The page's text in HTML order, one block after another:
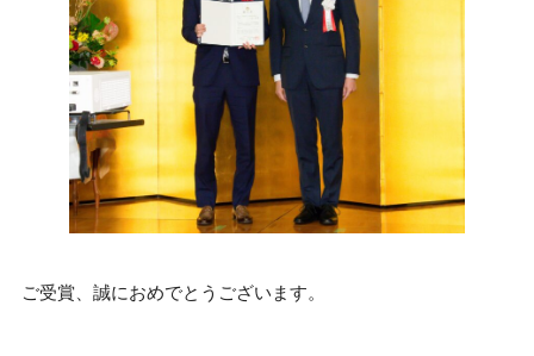
ご受賞、誠におめでとうございます。